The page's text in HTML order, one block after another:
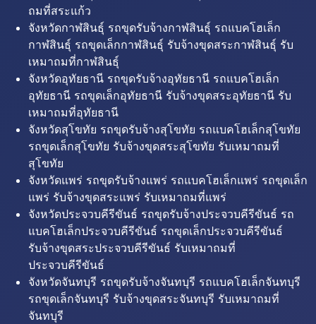
ถมที่สระแก้ว
จังหวัดกาฬสินธุ์ รถขุดรับจ้างกาฬสินธุ์ รถแบคโฮเล็ก
กาฬสินธุ์ รถขุดเล็กกาฬสินธุ์ รับจ้างขุดสระกาฬสินธุ์ รับ
เหมาถมที่กาฬสินธุ์
จังหวัดอุทัยธานี รถขุดรับจ้างอุทัยธานี รถแบคโฮเล็ก
อุทัยธานี รถขุดเล็กอุทัยธานี รับจ้างขุดสระอุทัยธานี รับ
เหมาถมที่อุทัยธานี
จังหวัดสุโขทัย รถขุดรับจ้างสุโขทัย รถแบคโฮเล็กสุโขทัย
รถขุดเล็กสุโขทัย รับจ้างขุดสระสุโขทัย รับเหมาถมที่
สุโขทัย
จังหวัดแพร่ รถขุดรับจ้างแพร่ รถแบคโฮเล็กแพร่ รถขุดเล็ก
แพร่ รับจ้างขุดสระแพร่ รับเหมาถมที่แพร่
จังหวัดประจวบคีรีขันธ์ รถขุดรับจ้างประจวบคีรีขันธ์ รถ
แบคโฮเล็กประจวบคีรีขันธ์ รถขุดเล็กประจวบคีรีขันธ์
รับจ้างขุดสระประจวบคีรีขันธ์ รับเหมาถมที่
ประจวบคีรีขันธ์
จังหวัดจันทบุรี รถขุดรับจ้างจันทบุรี รถแบคโฮเล็กจันทบุรี
รถขุดเล็กจันทบุรี รับจ้างขุดสระจันทบุรี รับเหมาถมที่
จันทบุรี